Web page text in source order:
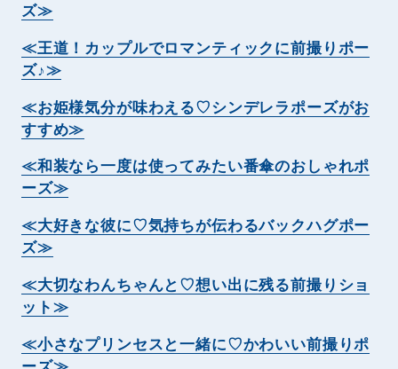
ズ≫
≪王道！カップルでロマンティックに前撮りポー
ズ♪≫
≪お姫様気分が味わえる♡シンデレラポーズがお
すすめ≫
≪和装なら一度は使ってみたい番傘のおしゃれポ
ーズ≫
≪大好きな彼に♡気持ちが伝わるバックハグポー
ズ≫
≪大切なわんちゃんと♡想い出に残る前撮りショ
ット≫
≪小さなプリンセスと一緒に♡かわいい前撮りポ